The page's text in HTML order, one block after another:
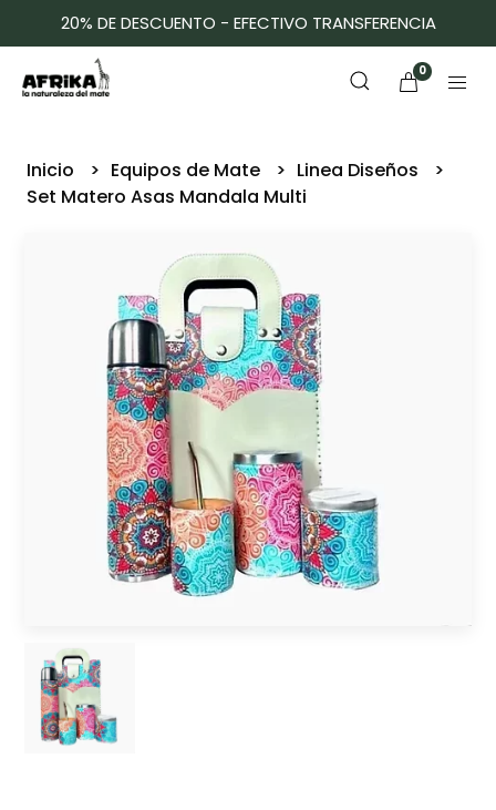
20% DE DESCUENTO - EFECTIVO TRANSFERENCIA
0
Inicio Equipos de Mate
Linea Diseños
Set Matero Asas Mandala Multi